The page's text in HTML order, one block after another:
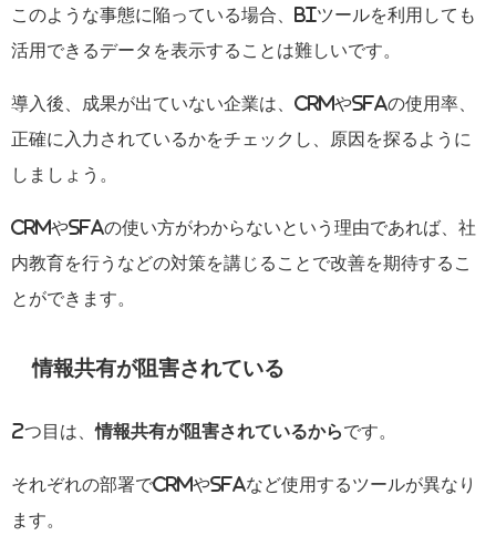
このような事態に陥っている場合、 BIツールを利用しても
活用できるデータを表示することは難しいです。
導入後、成果が出ていない企業は、 CRMやSFAの使用率、
正確に入力されているかをチェックし、原因を探るように
しましょう。
CRMやSFAの使い方がわからないという理由であれば、社
内教育を行うなどの対策を講じることで改善を期待するこ
とができます。
情報共有が阻害されている
2つ目は、情報共有が阻害されているからです。
それぞれの部署でCRMやSFAなど使用するツールが異なり
ます。